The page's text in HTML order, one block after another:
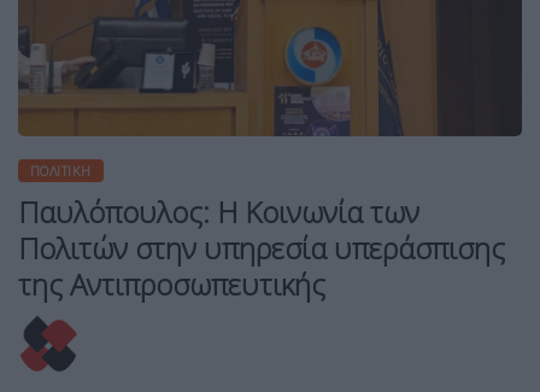
ΠΟΛΙΤΙΚΉ
Παυλόπουλος: Η Κοινωνία των
Πολιτών στην υπηρεσία υπεράσπισης
της Αντιπροσωπευτικής